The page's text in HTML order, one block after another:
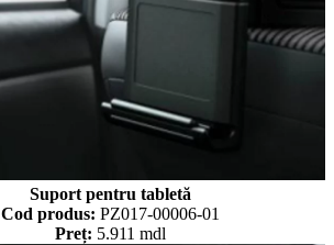
Suport pentru tabletă
Cod produs: PZ017-00006-01
Preț: 5.911 mdl